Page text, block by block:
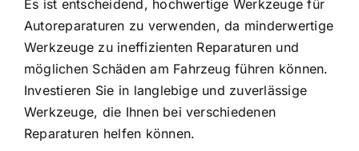
Es ist entscheidend, hochwertige Werkzeuge für
Autoreparaturen zu verwenden, da minderwertige
Werkzeuge zu ineffizienten Reparaturen und
möglichen Schäden am Fahrzeug führen können.
Investieren Sie in langlebige und zuverlässige
Werkzeuge, die Ihnen bei verschiedenen
Reparaturen helfen können.